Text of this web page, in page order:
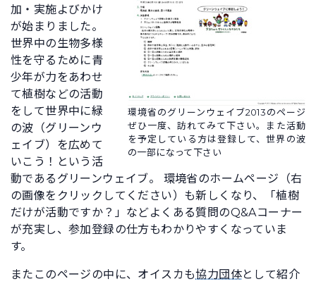
環境省のグリーンウェイブ2013のページ
ぜひ一度、訪れてみて下さい。また活動
を予定している方は登録して、世界の波
の一部になって下さい
加・実施よびかけ
が始まりました。
世界中の生物多様
性を守るために青
少年が力をあわせ
て植樹などの活動
をして世界中に緑
の波（グリーンウ
ェイブ）を広めて
いこう！という活
動であるグリーンウェイブ。 環境省のホームページ（右
の画像をクリックしてください）も新しくなり、「植樹
だけが活動ですか？」などよくある質問のQ&Aコーナー
が充実し、参加登録の仕方もわかりやすくなっていま
す。
またこのページの中に、オイスカも協力団体として紹介